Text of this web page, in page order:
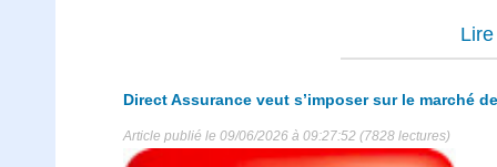
Direct Assurance veut s’imposer sur le marché
Article publié le 09/06/2026 à 09:27:52 (7828 lectures)